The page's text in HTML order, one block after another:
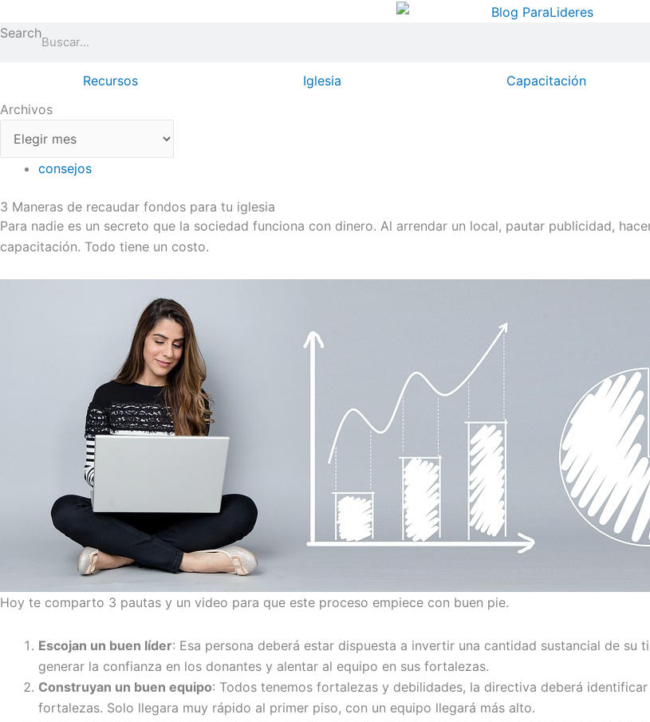
al
contenido
Search
Recursos Iglesia Capacitación
Archivos
consejos
3 Maneras de recaudar fondos para tu iglesia
Para nadie es un secreto que la sociedad funciona con dinero. Al arrendar un local, pautar publicidad,
capacitación. Todo tiene un costo.
Hoy te comparto 3 pautas y un video para que este proceso empiece con buen pie.
Escojan un buen líder: Esa persona deberá estar dispuesta a invertir una cantidad sustancial de
generar la confianza en los donantes y alentar al equipo en sus fortalezas.
Construyan un buen equipo: Todos tenemos fortalezas y debilidades, la directiva deberá
fortalezas. Solo llegara muy rápido al primer piso, con un equipo llegará más alto.